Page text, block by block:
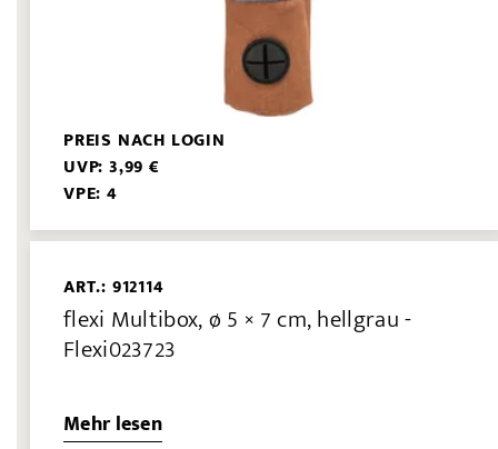
PREIS NACH LOGIN
UVP: 3,99 €
VPE: 4
ART.: 912114
flexi Multibox, ø 5 × 7 cm, hellgrau -
Flexi023723
Mehr lesen